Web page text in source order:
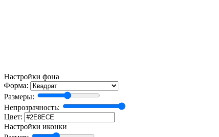
Настройки фона
Форма:
Размеры:
Непрозрачность:
Цвет:
Настройки иконки